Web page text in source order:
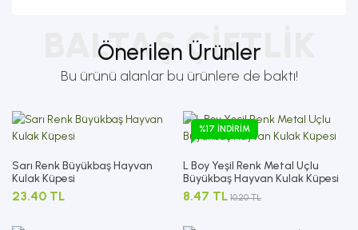
Önerilen Ürünler
BALTAŞ ÇIFTLIK
Bu ürünü alanlar bu ürünlere de baktı!
Sarı Renk Büyükbaş Hayvan
Kulak Küpesi
23.40 TL
%17 İNDIRIM
L Boy Yeşil Renk Metal Uçlu
Büyükbaş Hayvan Kulak Küpesi
8.47 TL 10.20 TL